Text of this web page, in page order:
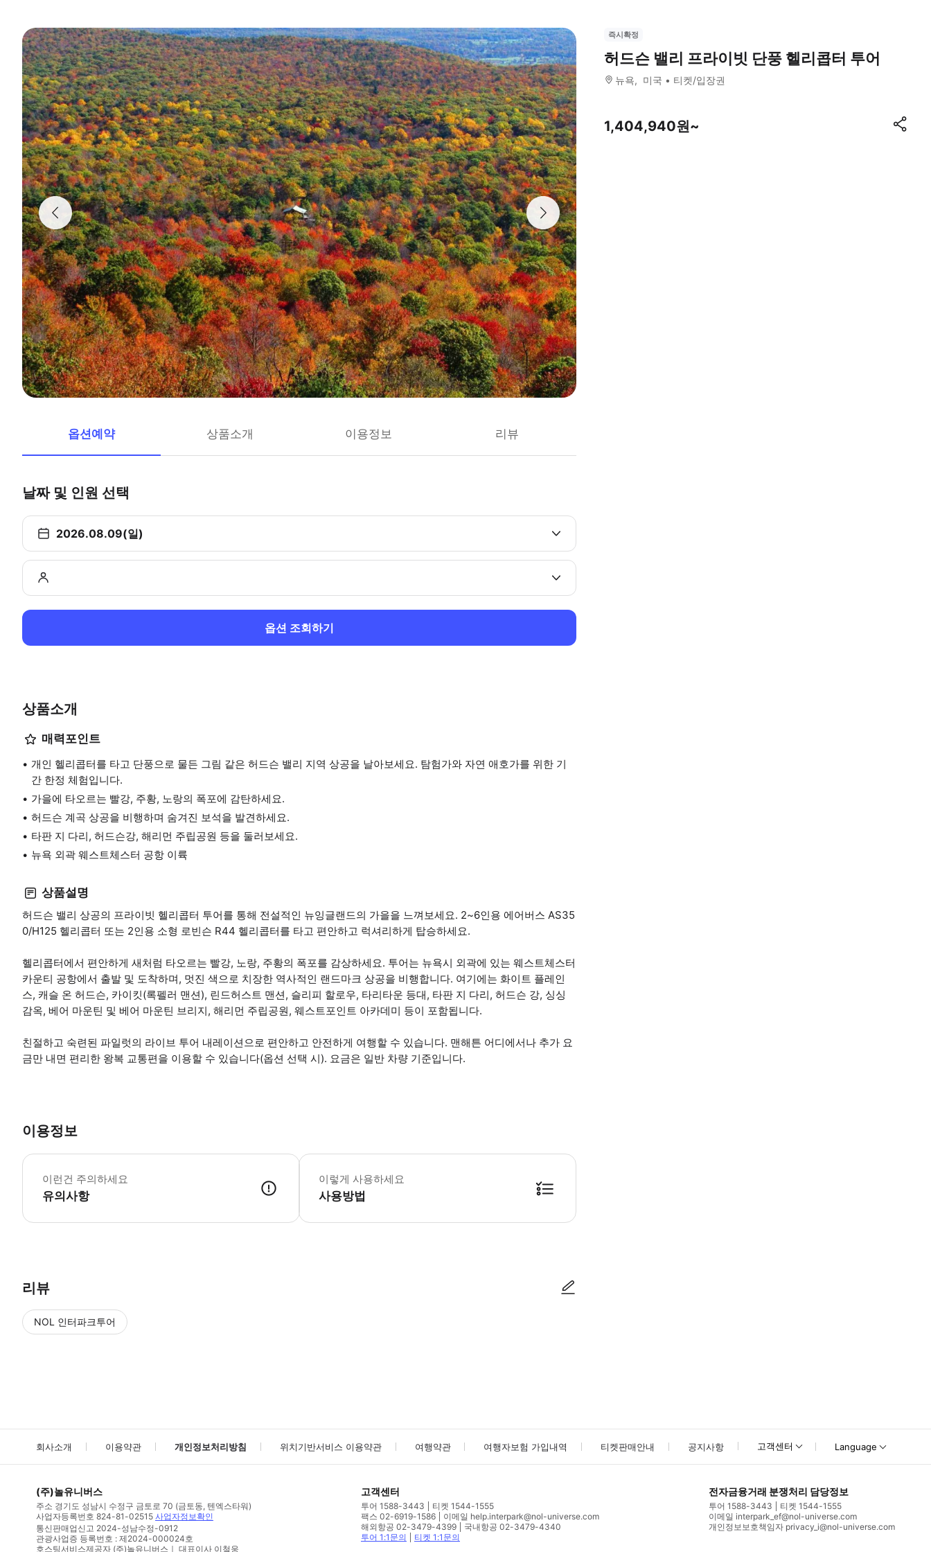
옵션예약 상품소개 이용정보 리뷰
날짜 및 인원 선택
2026.08.09(일)
옵션 조회하기
상품소개
매력포인트
개인 헬리콥터를 타고 단풍으로 물든 그림 같은 허드슨 밸리 지역 상공을 날아보세요. 탐험가와 자연 애호가를 위한 기
간 한정 체험입니다.
가을에 타오르는 빨강, 주황, 노랑의 폭포에 감탄하세요.
허드슨 계곡 상공을 비행하며 숨겨진 보석을 발견하세요.
타판 지 다리, 허드슨강, 해리먼 주립공원 등을 둘러보세요.
뉴욕 외곽 웨스트체스터 공항 이륙
상품설명
허드슨 밸리 상공의 프라이빗 헬리콥터 투어를 통해 전설적인 뉴잉글랜드의 가을을 느껴보세요. 2~6인용 에어버스 AS35
0/H125 헬리콥터 또는 2인용 소형 로빈슨 R44 헬리콥터를 타고 편안하고 럭셔리하게 탑승하세요.
헬리콥터에서 편안하게 새처럼 타오르는 빨강, 노랑, 주황의 폭포를 감상하세요. 투어는 뉴욕시 외곽에 있는 웨스트체스터
카운티 공항에서 출발 및 도착하며, 멋진 색으로 치장한 역사적인 랜드마크 상공을 비행합니다. 여기에는 화이트 플레인
스, 캐슬 온 허드슨, 카이킷(록펠러 맨션), 린드허스트 맨션, 슬리피 할로우, 타리타운 등대, 타판 지 다리, 허드슨 강, 싱싱
감옥, 베어 마운틴 및 베어 마운틴 브리지, 해리먼 주립공원, 웨스트포인트 아카데미 등이 포함됩니다.
친절하고 숙련된 파일럿의 라이브 투어 내레이션으로 편안하고 안전하게 여행할 수 있습니다. 맨해튼 어디에서나 추가 요
금만 내면 편리한 왕복 교통편을 이용할 수 있습니다(옵션 선택 시). 요금은 일반 차량 기준입니다.
이용정보
이런건 주의하세요
유의사항
맨해튼 어디에서나 추가 요금을 지불하면 편리한 왕복 교통편을 이용할 수 있습니다(옵션 선택 시). 요금은 일반 차량 기준입니다. 최대 무게는 승객 1인
이렇게 사용하세요
사용방법
리뷰
NOL 인터파크투어
즉시확정
허드슨 밸리 프라이빗 단풍 헬리콥터 투어
뉴욕 미국 티켓/입장권
1,404,940원~
회사소개 이용약관 개인정보처리방침 위치기반서비스 이용약관 여행약관 여행자보험 가입내역 티켓판매안내 공지사항 고객센터 Language
(주)놀유니버스
주소 경기도 성남시 수정구 금토로 70 (금토동, 텐엑스타워)
사업자등록번호 824-81-02515 사업자정보확인
통신판매업신고 2024-성남수정-0912
관광사업증 등록번호 : 제2024-000024호
호스팅서비스제공자 (주)놀유니버스｜ 대표이사 이철웅
고객센터
투어 1588-3443
티켓 1544-1555
팩스 02-6919-1586
이메일 help.interpark@nol-universe.com
해외항공 02-3479-4399
국내항공 02-3479-4340
투어 1:1문의
티켓 1:1문의
전자금융거래 분쟁처리 담당정보
투어 1588-3443
티켓 1544-1555
이메일 interpark_ef@nol-universe.com
개인정보보호책임자 privacy_i@nol-universe.com